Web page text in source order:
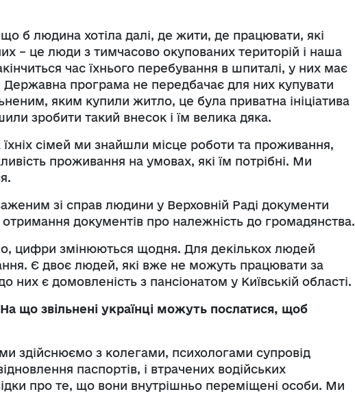
б людина хотіла далі, де жити, де працювати, які
– це люди з тимчасово окупованих територій і наша
час їхнього перебування в шпиталі, у них має
програма не передбачає для них купувати
яким купили житло, це була приватна ініціатива
зробити такий внесок і їм велика дяка.
сімей ми знайшли місце роботи та проживання,
проживання на умовах, які їм потрібні. Ми
зі справ людини у Верховній Раді документи
отримання документів про належність до громадянства.
цифри змінюються щодня. Для декількох людей
Є двоє людей, які вже не можуть працювати за
них є домовленість з пансіонатом у Київській області.
що звільнені українці можуть послатися, щоб
здійснюємо з колегами, психологами супровід
паспортів, і втрачених водійських
про те, що вони внутрішньо переміщені особи. Ми